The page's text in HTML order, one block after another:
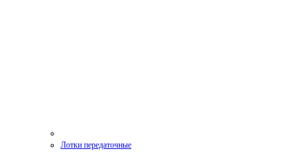
Лотки передаточные